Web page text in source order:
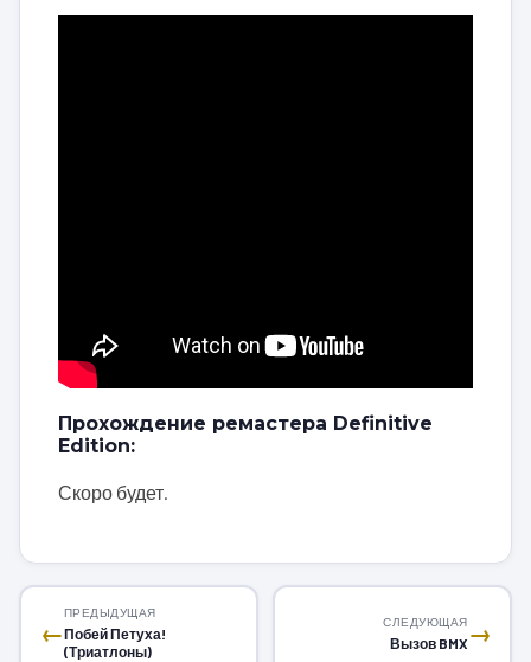
Прохождение ремастера Definitive
Edition:
Скоро будет.
←
ПРЕДЫДУЩАЯ
Побей Петуха!
(Триатлоны)
→
СЛЕДУЮЩАЯ
Вызов BMX